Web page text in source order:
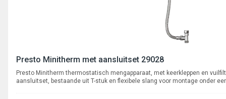
Presto Minitherm met aansluitset 29028
Presto Minitherm thermostatisch mengapparaat, met keerkleppen en
aansluitset, bestaande uit T-stuk en flexibele slang voor montage onder